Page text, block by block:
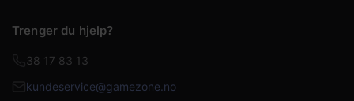
Trenger du hjelp?
38 17 83 13
kundeservice@gamezone.no